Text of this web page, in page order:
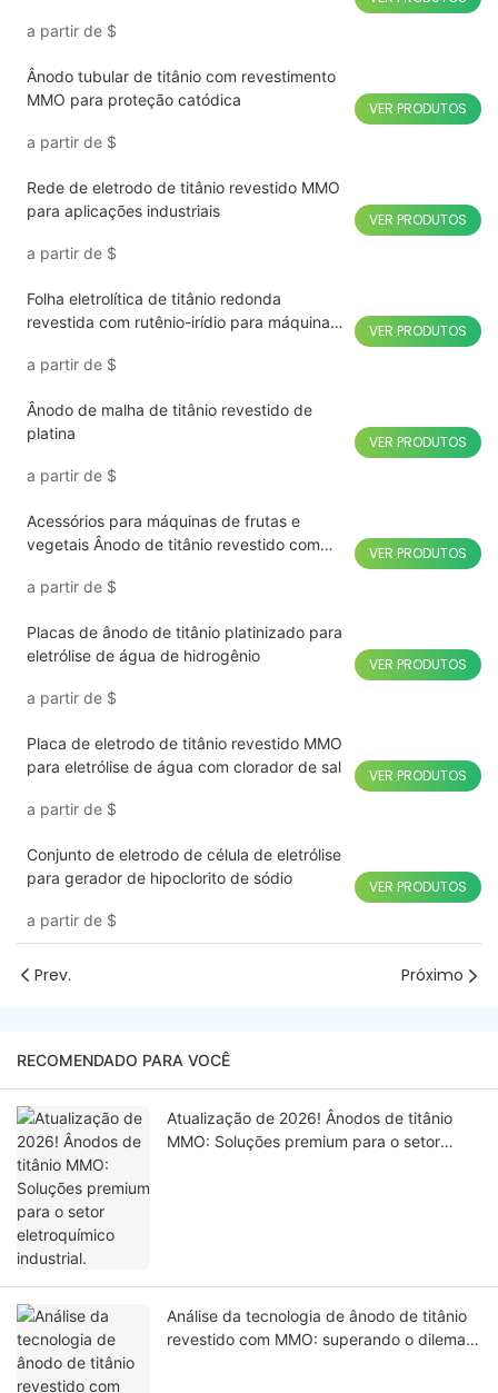
a partir de $
Ânodo tubular de titânio com revestimento
MMO para proteção catódica
a partir de $
VER PRODUTOS
Rede de eletrodo de titânio revestido MMO
para aplicações industriais
a partir de $
VER PRODUTOS
Folha eletrolítica de titânio redonda
revestida com rutênio-irídio para máquina
a partir de $
VER PRODUTOS
Ânodo de malha de titânio revestido de
platina
a partir de $
VER PRODUTOS
Acessórios para máquinas de frutas e
vegetais Ânodo de titânio revestido com
a partir de $
VER PRODUTOS
Placas de ânodo de titânio platinizado para
eletrólise de água de hidrogênio
a partir de $
VER PRODUTOS
Placa de eletrodo de titânio revestido MMO
para eletrólise de água com clorador de sal
a partir de $
VER PRODUTOS
Conjunto de eletrodo de célula de eletrólise
para gerador de hipoclorito de sódio
a partir de $
VER PRODUTOS
Prev. Próximo
RECOMENDADO PARA VOCÊ
Atualização de 2026! Ânodos de titânio
MMO: Soluções premium para o setor
Análise da tecnologia de ânodo de titânio
revestido com MMO: superando o dilema